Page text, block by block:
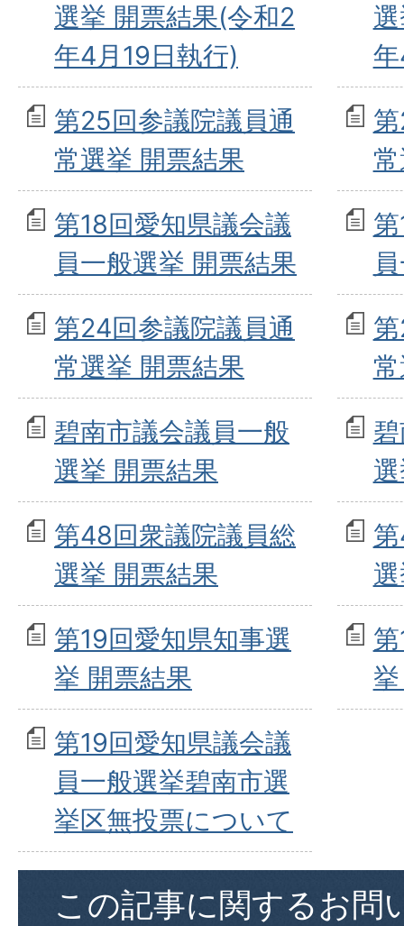
選挙 開票結果(令和2
年4月19日執行)
第25回参議院議員通
常選挙 開票結果
第18回愛知県議会議
員一般選挙 開票結果
第24回参議院議員通
常選挙 開票結果
碧南市議会議員一般
選挙 開票結果
第48回衆議院議員総
選挙 開票結果
第19回愛知県知事選
挙 開票結果
第19回愛知県議会議
員一般選挙碧南市選
挙区無投票について
この記事に関するお問